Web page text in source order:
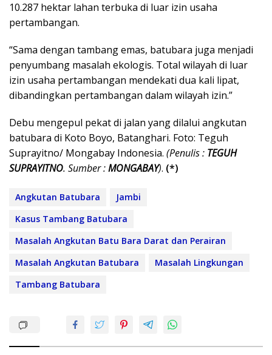
10.287 hektar lahan terbuka di luar izin usaha
pertambangan.
“Sama dengan tambang emas, batubara juga menjadi
penyumbang masalah ekologis. Total wilayah di luar
izin usaha pertambangan mendekati dua kali lipat,
dibandingkan pertambangan dalam wilayah izin.”
Debu mengepul pekat di jalan yang dilalui angkutan
batubara di Koto Boyo, Batanghari. Foto: Teguh
Suprayitno/ Mongabay Indonesia. (Penulis : TEGUH
SUPRAYITNO. Sumber :MONGABAY). (*)
Angkutan Batubara
Jambi
Kasus Tambang Batubara
Masalah Angkutan Batu Bara Darat dan Perairan
Masalah Angkutan Batubara
Masalah Lingkungan
Tambang Batubara